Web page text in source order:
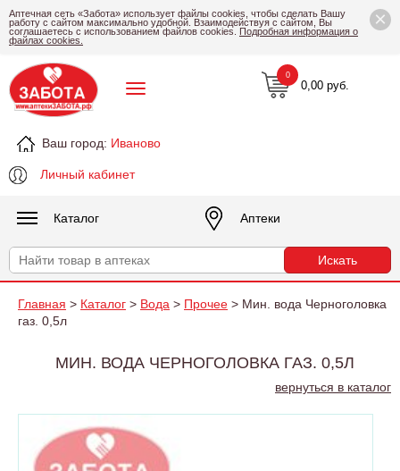
×
Аптечная сеть «Забота» использует файлы cookies, чтобы сделать Вашу
работу с сайтом максимально удобной. Взаимодействуя с сайтом, Вы
соглашаетесь с использованием файлов cookies. Подробная информация о
файлах cookies.
Ваш город: Иваново
Личный кабинет
0,00 руб.
0
Каталог Аптеки
Главная > Каталог > Вода > Прочее > Мин. вода Черноголовка
газ. 0,5л
МИН. ВОДА ЧЕРНОГОЛОВКА ГАЗ. 0,5Л
вернуться в каталог